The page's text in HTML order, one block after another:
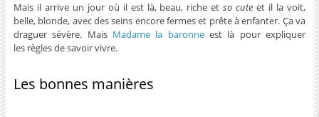
Mais il arrive un jour où il est là, beau, riche etso cuteet il la voit,
belle, blonde, avec des seins encore fermes et prête à enfanter. Ça va
draguer sévère. Mais Madame la baronneest là pour expliquer
les règles de savoir vivre.
Les bonnes manières